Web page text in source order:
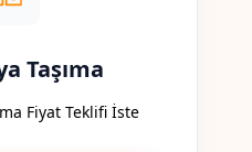
Taşıma
Fiyat Teklifi İste